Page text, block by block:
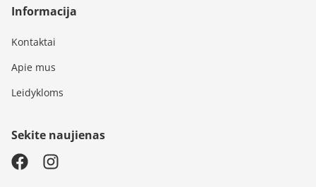
Informacija
Kontaktai
Apie mus
Leidykloms
Sekite naujienas